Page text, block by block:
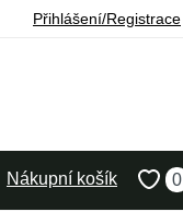
Přihlášení/Registrace
0
Nákupní košík